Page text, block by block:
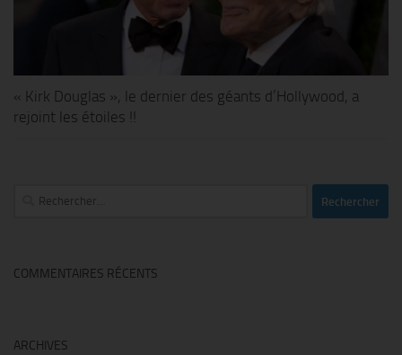
« Kirk Douglas », le dernier des géants d’Hollywood, a
rejoint les étoiles !!
Rechercher :
COMMENTAIRES RÉCENTS
ARCHIVES